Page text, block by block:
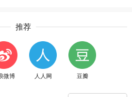
推荐
微博 人人网 豆瓣